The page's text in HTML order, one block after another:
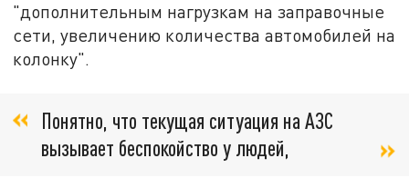
"дополнительным нагрузкам на заправочные
сети, увеличению количества автомобилей на
колонку".
Понятно, что текущая ситуация на АЗС
вызывает беспокойство у людей,